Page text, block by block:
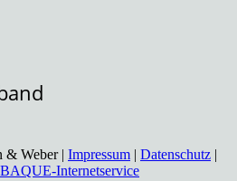
& Weber | Impressum | Datenschutz |
BAQUE-Internetservice